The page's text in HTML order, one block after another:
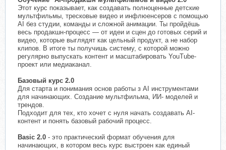
Этот курс показывает, как создавать полноценные детские
мультфильмы, тресковые видео и инфлюенсеров с помощью
AI без студии, команды и сложной анимации. Ты пройдёшь
весь продакшн-процесс — от идеи и сцен до готовых серий и
видео, которые выглядят как цельный продукт, а не набор
клипов. В итоге ты получишь систему, с которой можно
регулярно выпускать контент и масштабировать YouTube-
проект или медиаканал.
Базовый курс 2.0
Для старта и понимания основ работы з АI инструментами
для начинающих. Создание мультфильма, ИИ- моделей и
трендов.
Подходит для тех, кто хочет с нуля начать создавать AI-
контент и понять базовый рабочий процесс.
Basic 2.0 - это практический формат обучения для
начинающих, в котором весь курс выстроен как единый